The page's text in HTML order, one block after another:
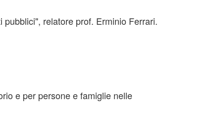
relatore prof. Erminio Ferrari.
e per persone e famiglie nelle